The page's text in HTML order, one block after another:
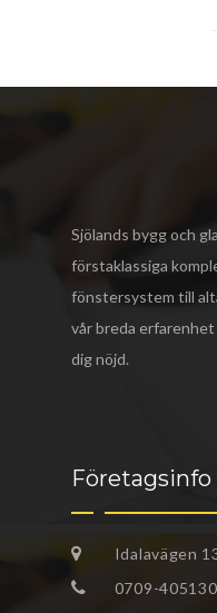
Sjölands bygg och
förstaklassiga
fönstersystem till
vår breda erfarenhet
dig nöjd.
Företagsinfo
Idalavägen
0709-405130